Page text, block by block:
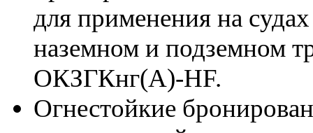
для применения на
наземном и подземном
ОКЗГКнг(А)-HF.
Огнестойкие